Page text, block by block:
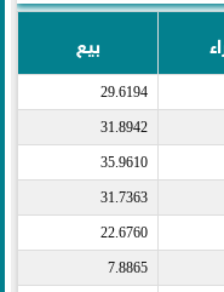
بيع
29.6194
31.8942
35.9610
31.7363
22.6760
7.8865